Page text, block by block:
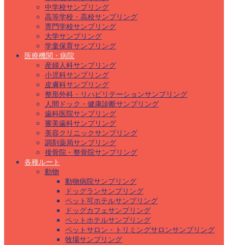
中学校サンプリング
高等学校・高校サンプリング
専門学校サンプリング
大学サンプリング
学童保育サンプリング
医療機関・病院
産婦人科サンプリング
小児科サンプリング
皮膚科サンプリング
整形外科・リハビリテーションサンプリング
人間ドック・健康診断サンプリング
歯科医院サンプリング
審美歯科サンプリング
美容クリニックサンプリング
調剤薬局サンプリング
接骨院・整骨院サンプリング
各種ルート
動物
動物病院サンプリング
ドッグランサンプリング
ペット可ホテルサンプリング
ドッグカフェサンプリング
ペットホテルサンプリング
ペットサロン・トリミングサロンサンプリング
牧場サンプリング